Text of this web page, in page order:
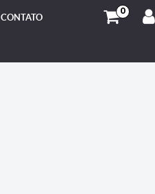
CONTATO 0